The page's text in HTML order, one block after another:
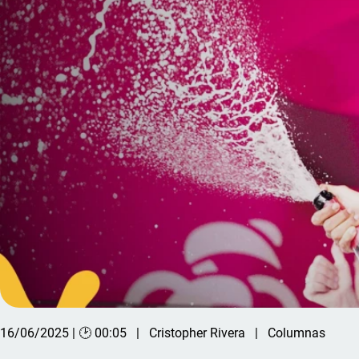
16/06/2025 | 🕑 00:05 Cristopher Rivera Columnas